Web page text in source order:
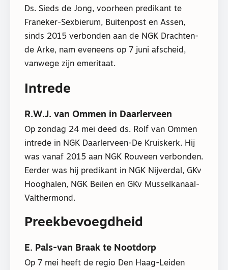
Ds. Sieds de Jong, voorheen predikant te
Franeker-Sexbierum, Buitenpost en Assen,
sinds 2015 verbonden aan de NGK Drachten-
de Arke, nam eveneens op 7 juni afscheid,
vanwege zijn emeritaat.
Intrede
R.W.J. van Ommen in Daarlerveen
Op zondag 24 mei deed ds. Rolf van Ommen
intrede in NGK Daarlerveen-De Kruiskerk. Hij
was vanaf 2015 aan NGK Rouveen verbonden.
Eerder was hij predikant in NGK Nijverdal, GKv
Hooghalen, NGK Beilen en GKv Musselkanaal-
Valthermond.
Preekbevoegdheid
E. Pals-van Braak te Nootdorp
Op 7 mei heeft de regio Den Haag-Leiden